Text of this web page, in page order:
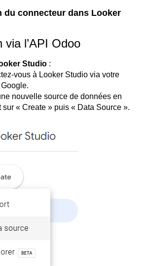
du connecteur dans Looker
via l’API Odoo
Studio :
vous à Looker Studio via votre
nouvelle source de données en
sur « Create » puis « Data Source ».